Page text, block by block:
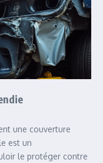
une couverture
est un
le protéger contre